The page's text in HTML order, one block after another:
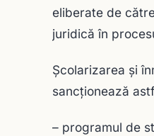
eliberate de
juridică în
Școlarizarea şi
sancţionează
– programul de